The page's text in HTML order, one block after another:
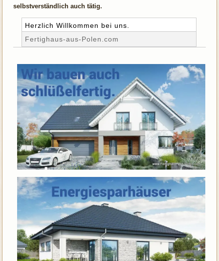
selbstverständlich auch tätig.
Herzlich Willkommen bei uns.
Fertighaus-aus-Polen.com